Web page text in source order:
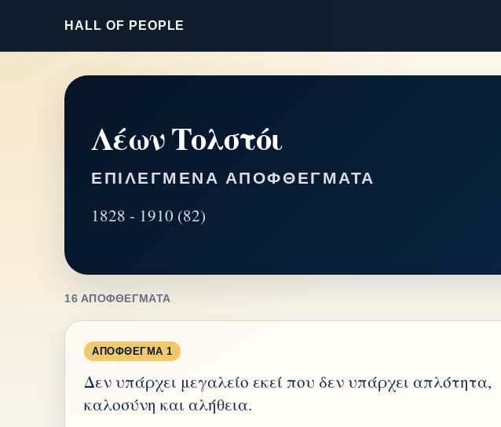
HALL OF PEOPLE
Λέων Τολστόι
ΕΠΙΛΕΓΜΈΝΑ ΑΠΟΦΘΈΓΜΑΤΑ
1828 - 1910 (82)
16 ΑΠΟΦΘΈΓΜΑΤΑ
ΑΠΌΦΘΕΓΜΑ 1
Δεν υπάρχει μεγαλείο εκεί που δεν υπάρχει απλότητα,
καλοσύνη και αλήθεια.